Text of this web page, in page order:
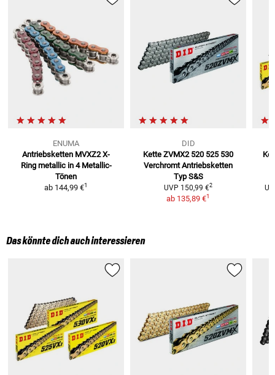
ENUMA
Antriebsketten MVXZ2 X-
Ring metallic in 4 Metallic-
Tönen
ab 144,99 €1
DID
Kette ZVMX2 520 525 530
Verchromt Antriebsketten
Typ S&S
UVP 150,99 €2
ab 135,89 €1
Das könnte dich auch interessieren